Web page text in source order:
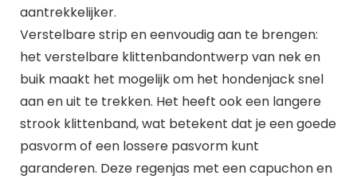
aantrekkelijker.
Verstelbare strip en eenvoudig aan te brengen:
het verstelbare klittenbandontwerp van nek en
buik maakt het mogelijk om het hondenjack snel
aan en uit te trekken. Het heeft ook een langere
strook klittenband, wat betekent dat je een goede
pasvorm of een lossere pasvorm kunt
garanderen. Deze regenjas met een capuchon en